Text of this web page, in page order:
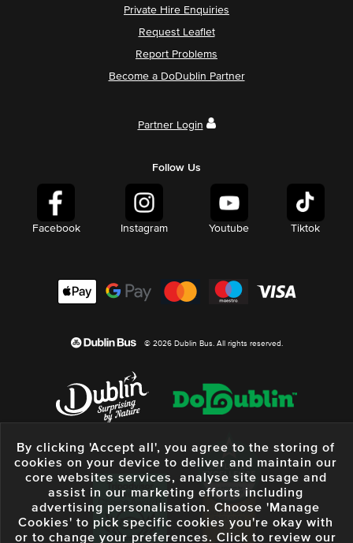
Private Hire Enquiries
Request Leaflet
Report Problems
Become a DoDublin Partner
Partner Login
Follow Us
Facebook Instagram Youtube Tiktok
© 2026 Dublin Bus. All rights reserved.
By clicking 'Accept all', you agree to the storing of
cookies on your device to deliver and maintain our
core websites services, analyse site usage and
assist in our marketing efforts including
advertising personalisation. Choose 'Manage
Cookies' to pick specific cookies you're okay with
or to change your preferences. Click to review our